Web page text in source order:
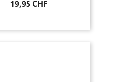
Prezzo
19,95 CHF